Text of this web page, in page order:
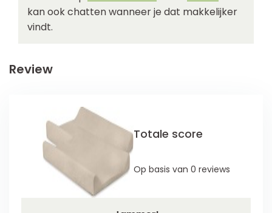
kan ook chatten wanneer je dat makkelijker
vindt.
Review
Totale score
Op basis van 0 reviews